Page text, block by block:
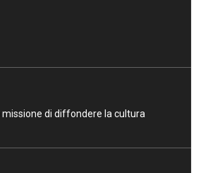
missione di diffondere la cultura